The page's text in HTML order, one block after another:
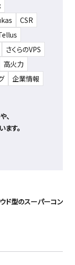
CSR
さくらのVPS
高火力
企業情報
、
す。
ド型のスーパーコン